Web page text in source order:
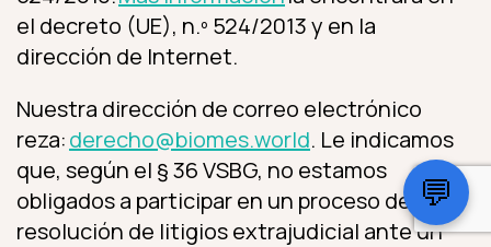
el decreto (UE), n.º 524/2013 y en la
dirección de Internet.
Nuestra dirección de correo electrónico
reza:derecho@biomes.world. Le indicamos
que, según el § 36 VSBG, no estamos
obligados a participar en un proceso de
resolución de litigios extrajudicial ante un
💬